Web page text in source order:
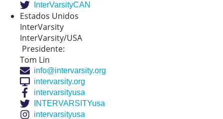
InterVarsityCAN
Estados Unidos
InterVarsity
InterVarsity/USA
Presidente:
Tom Lin
info@intervarsity.org
intervarsity.org
intervarsityusa
INTERVARSITYusa
intervarsityusa